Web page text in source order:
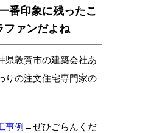
番印象に残ったこ
ファンだよね
県敦賀市の建築会社あ
りの注文住宅専門家の
事例 ←ぜひごらんくだ